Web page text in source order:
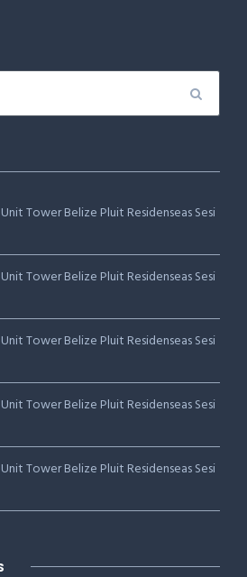
Tower Belize Pluit Residenseas Sesi
Tower Belize Pluit Residenseas Sesi
Tower Belize Pluit Residenseas Sesi
Tower Belize Pluit Residenseas Sesi
Tower Belize Pluit Residenseas Sesi